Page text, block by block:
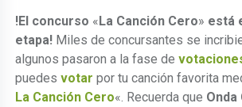
!El concurso «La Canción Cero» está
etapa! Miles de concursantes se
algunos pasaron a la fase de
puedesvotar por tu canción favorita
La Canción Cero«. Recuerda que